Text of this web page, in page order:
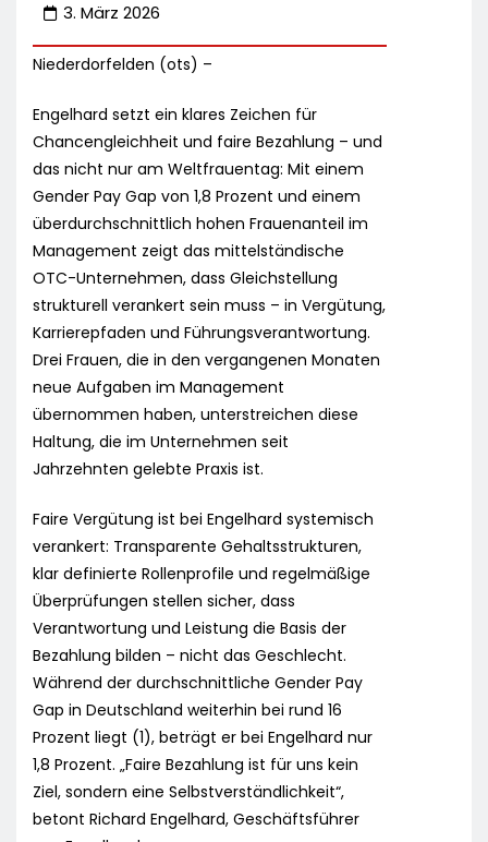
3. März 2026
Niederdorfelden (ots) –
Engelhard setzt ein klares Zeichen für
Chancengleichheit und faire Bezahlung – und
das nicht nur am Weltfrauentag: Mit einem
Gender Pay Gap von 1,8 Prozent und einem
überdurchschnittlich hohen Frauenanteil im
Management zeigt das mittelständische
OTC-Unternehmen, dass Gleichstellung
strukturell verankert sein muss – in Vergütung,
Karrierepfaden und Führungsverantwortung.
Drei Frauen, die in den vergangenen Monaten
neue Aufgaben im Management
übernommen haben, unterstreichen diese
Haltung, die im Unternehmen seit
Jahrzehnten gelebte Praxis ist.
Faire Vergütung ist bei Engelhard systemisch
verankert: Transparente Gehaltsstrukturen,
klar definierte Rollenprofile und regelmäßige
Überprüfungen stellen sicher, dass
Verantwortung und Leistung die Basis der
Bezahlung bilden – nicht das Geschlecht.
Während der durchschnittliche Gender Pay
Gap in Deutschland weiterhin bei rund 16
Prozent liegt (1), beträgt er bei Engelhard nur
1,8 Prozent. „Faire Bezahlung ist für uns kein
Ziel, sondern eine Selbstverständlichkeit“,
betont Richard Engelhard, Geschäftsführer